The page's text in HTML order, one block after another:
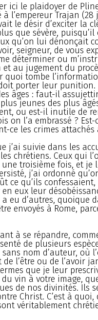
ici le plaidoyer de
l’empereur Trajan
le désir d’exciter la
que sévère, puisqu’il
qu’on lui dénonçait
seigneur, de vous
déterminer ou
au jugement du
quoi tombe
porter leur punition.
âges : faut-il
jeunes des plus
ou est-il inutile de
on l’a embrassé ?
ce les crimes attachés
j’ai suivie dans les
chrétiens. Ceux qui
troisième fois, et je
j’ai ordonné
ce qu’ils confessaient,
eux leur
eu d’autres, quoique
envoyés à Rome,
à se répandre,
de plusieurs
nom d’auteur, où
l’être ou de l’avoir
que je leur
vin à votre image,
de nos divinités. Ils
Christ. C’est à
véritablement